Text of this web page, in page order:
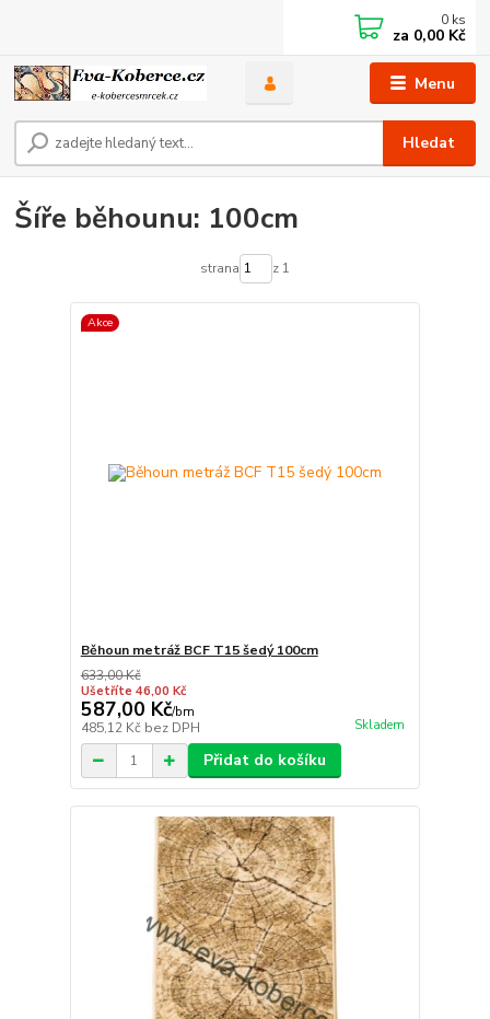
Menu
Hledat
0 ks
za 0,00 Kč
Šíře běhounu: 100cm
strana z 1
Akce
Běhoun metráž BCF T15 šedý 100cm
633,00 Kč
Ušetříte 46,00 Kč
587,00 Kč/bm
485,12 Kč bez DPH Skladem
Přidat do košíku